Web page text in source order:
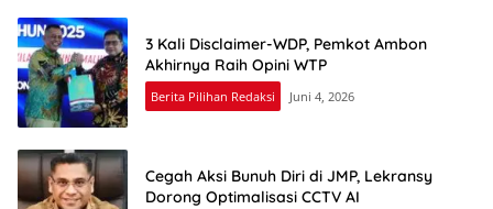
3 Kali Disclaimer-WDP, Pemkot Ambon
Akhirnya Raih Opini WTP
Berita Pilihan Redaksi Juni 4, 2026
Cegah Aksi Bunuh Diri di JMP, Lekransy
Dorong Optimalisasi CCTV AI